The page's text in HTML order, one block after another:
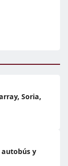
Soria,
autobús y